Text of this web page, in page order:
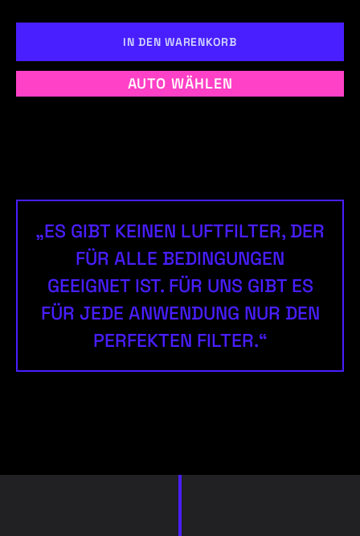
IN DEN WARENKORB
AUTO WÄHLEN
„ES GIBT KEINEN LUFTFILTER, DER
FÜR ALLE BEDINGUNGEN
GEEIGNET IST. FÜR UNS GIBT ES
FÜR JEDE ANWENDUNG NUR DEN
PERFEKTEN FILTER.“